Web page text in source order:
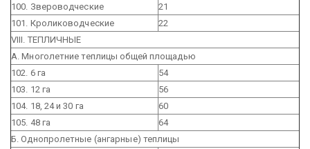
100. Звероводческие
21
101. Кролиководческие
22
VIII. ТЕПЛИЧНЫЕ
А. Многолетние теплицы общей площадью
102. 6 га
54
103. 12 га
56
104. 18, 24 и 30 га
60
105. 48 га
64
Б. Однопролетные (ангарные) теплицы